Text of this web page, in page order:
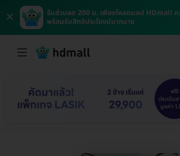
×
รับส่วนลด 200 บ. เพียงโหลดแอป HDmall
พร้อมรับสิทธิประโยชน์มากมาย